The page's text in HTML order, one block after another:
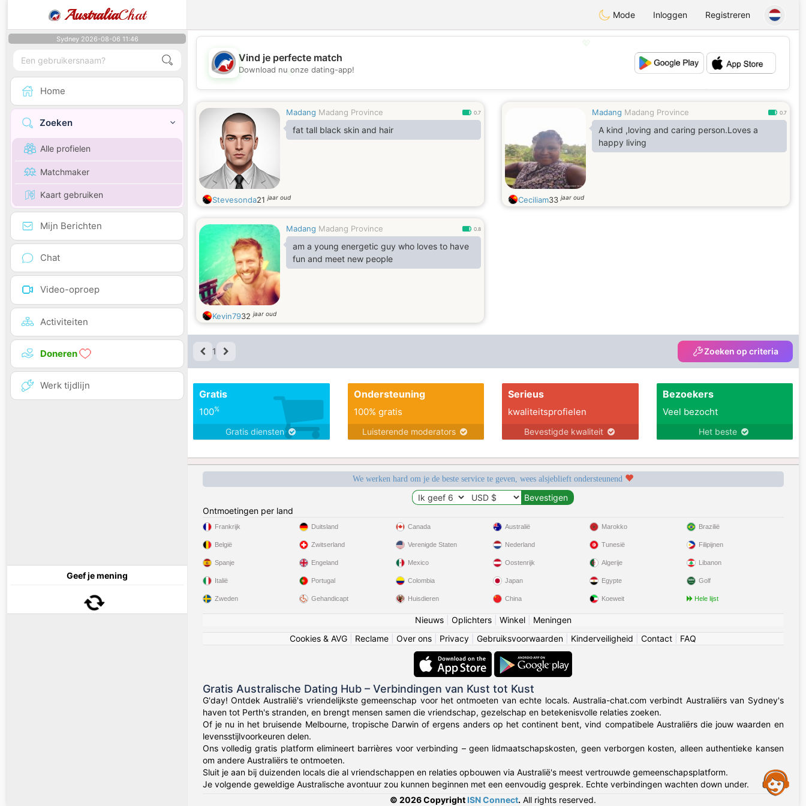
AustraliaChat Mode Inloggen Registreren
Sydney 2026-08-06 11:46
Home
Zoeken
Alle profielen
Matchmaker
Kaart gebruiken
Mijn Berichten
Chat
Video-oproep
Activiteiten
Doneren
Werk tijdlijn
Geef je mening
💖
💕
Vind je perfecte match
Download nu onze dating-app!
Madang Madang Province 0.7
fat tall black skin and hair
Stevesonda21jaar oud
Madang Madang Province 0.7
A kind ,loving and caring person.Loves a
happy living
Ceciliam33jaar oud
Madang Madang Province 0.8
am a young energetic guy who loves to have
fun and meet new people
Kevin7932jaar oud
1 Zoeken op criteria
Gratis
100%
Gratis diensten
Ondersteuning
100% gratis
Luisterende moderators
Serieus
kwaliteitsprofielen
Bevestigde kwaliteit
Bezoekers
Veel bezocht
Het beste
We werken hard om je de beste service te geven, wees alsjeblieft ondersteunend
Ontmoetingen per land
Frankrijk
België
Spanje
Italië
Zweden
Duitsland
Zwitserland
Engeland
Portugal
Gehandicapt
Canada
Verenigde Staten
Mexico
Colombia
Huisdieren
Australië
Nederland
Oostenrijk
Japan
China
Marokko
Tunesië
Algerije
Egypte
Koeweit
Brazilië
Filipijnen
Libanon
Golf
Hele lijst
Nieuws| Oplichters| Winkel| Meningen
Cookies & AVG
Reclame Over ons Privacy Gebruiksvoorwaarden Kinderveiligheid Contact FAQ
Gratis Australische Dating Hub – Verbindingen van Kust tot Kust
G'day! Ontdek Australië's vriendelijkste gemeenschap voor het ontmoeten van echte locals. Australia-chat.com verbindt Australiërs van Sydney's
haven tot Perth's stranden, en brengt mensen samen die vriendschap, gezelschap en betekenisvolle relaties zoeken.
Of je nu in het bruisende Melbourne, tropische Darwin of ergens anders op het continent bent, vind compatibele Australiërs die jouw waarden en
levensstijlvoorkeuren delen.
Ons volledig gratis platform elimineert barrières voor verbinding – geen lidmaatschapskosten, geen verborgen kosten, alleen authentieke kansen
om andere Australiërs te ontmoeten.
Sluit je aan bij duizenden locals die al vriendschappen en relaties opbouwen via Australië's meest vertrouwde gemeenschapsplatform.
Je volgende geweldige Australische avontuur zou kunnen beginnen met een eenvoudig gesprek. Echte verbindingen wachten down under.
© 2026 Copyright ISN Connect. All rights reserved.
Assistance